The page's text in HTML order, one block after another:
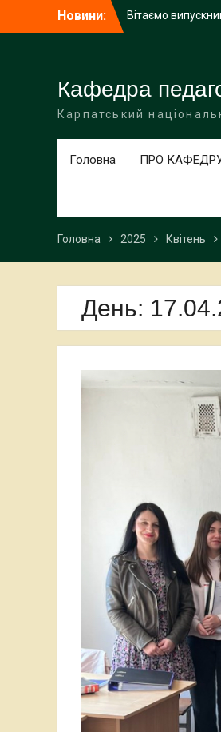
Новини:
Вітаємо
Гостьова лекція
тренувального
у просторі
Кафедра
Карпатський
Головна ПРО
Головна 2025 Квітень
День: